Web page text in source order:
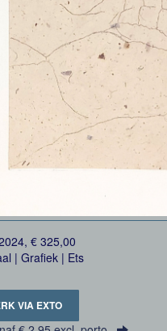
€ 325,00
| Grafiek | Ets
VIA EXTO